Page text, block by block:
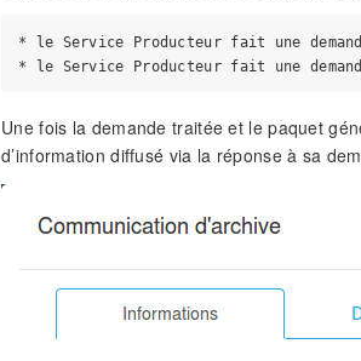
* le Service Producteur fait une
Une fois la demande traitée et le paquet
d’information diffusé via la réponse à sa